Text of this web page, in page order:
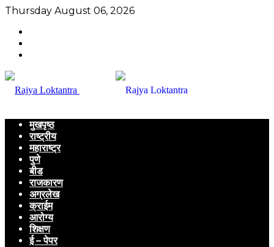
Thursday August 06, 2026
मुखपृष्ठ
राष्ट्रीय
महाराष्ट्र
पुणे
बीड
राजकारण
अग्रलेख
क्राईम
आरोग्य
शिक्षण
ई – पेपर